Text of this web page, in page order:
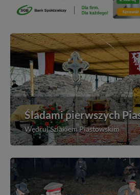
Śladami pierwszych
Wędruj Szlakiem Piastowskim